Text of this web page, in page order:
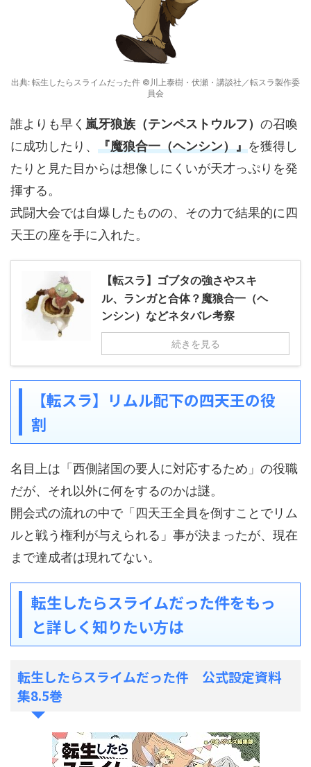
出典: 転生したらスライムだった件 ©川上泰樹・伏瀬・講談社／転スラ製作委
員会
誰よりも早く 嵐牙狼族（テンペストウルフ） の召喚
に成功したり、 『魔狼合一（ヘンシン）』を獲得し
たりと見た目からは想像しにくいが天才っぷりを発
揮する。
武闘大会では自爆したものの、その力で結果的に四
天王の座を手に入れた。
【転スラ】ゴブタの強さやスキ
ル、ランガと合体？魔狼合一（ヘ
ンシン）などネタバレ考察
続きを見る
【転スラ】リムル配下の四天王の役
割
名目上は「西側諸国の要人に対応するため」の役職
だが、それ以外に何をするのかは謎。
開会式の流れの中で「四天王全員を倒すことでリム
ルと戦う権利が与えられる」事が決まったが、現在
まで達成者は現れてない。
転生したらスライムだった件をもっ
と詳しく知りたい方は
転生したらスライムだった件 公式設定資料
集8.5巻